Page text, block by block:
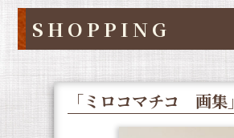
SHOPPING
「ミロコマチコ 画集」